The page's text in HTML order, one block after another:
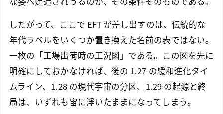
したがって、ここで EFT が差し出すのは、伝統的な
年代ラベルをいくつか置き換えた名前の表ではない。
一枚の「工場出荷時の工況図」である。この図を先に
明確にしておかなければ、後の 1.27 の緩和進化タイ
ムライン、1.28 の現代宇宙の分区、1.29 の起源と終
局は、いずれも宙に浮いたままになってしまう。